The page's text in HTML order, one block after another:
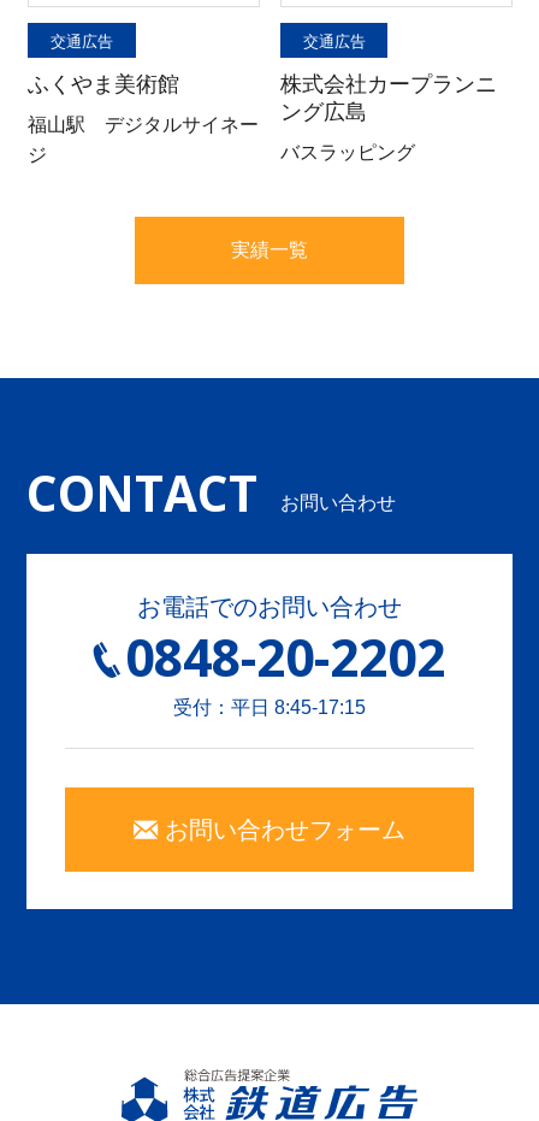
交通広告
ふくやま美術館
福山駅 デジタルサイネー
ジ
交通広告
株式会社カープランニ
ング広島
バスラッピング
実績一覧
CONTACT お問い合わせ
お電話でのお問い合わせ
0848-20-2202
受付：平日 8:45-17:15
お問い合わせフォーム